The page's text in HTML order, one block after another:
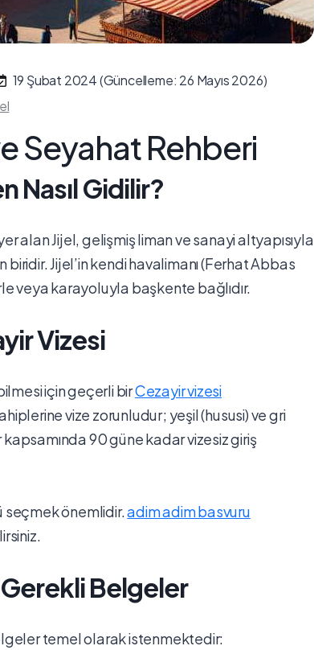
19 Şubat 2024(Güncelleme: 26 Mayıs 2026)
Seyahat Rehberi
Nasıl Gidilir?
alan Jijel, gelişmiş liman ve sanayi altyapısıyla
Jijel’in kendi havalimanı (Ferhat Abbas
veya karayoluyla başkente bağlıdır.
Vizesi
için geçerli birCezayir vizesi
vize zorunludur; yeşil (hususi) ve gri
90 güne kadar vizesiz giriş
seçmek önemlidir.adim adim basvuru
Belgeler
temel olarak istenmektedir: